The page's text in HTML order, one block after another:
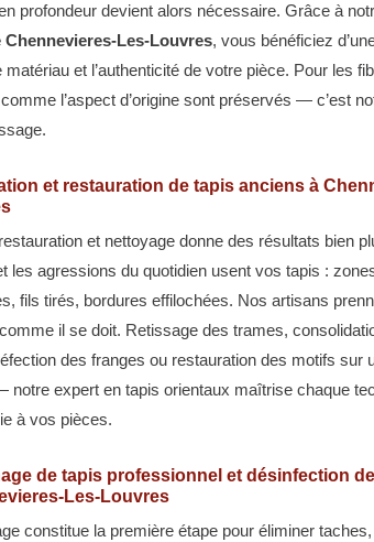
profondeur devient alors nécessaire. Grâce à
Chennevieres-Les-Louvres, vous bénéficiez
matériau et l’authenticité de votre pièce. Pour les
l’aspect d’origine sont préservés — c’est
et restauration de tapis anciens à
et nettoyage donne des résultats bien
les agressions du quotidien usent vos tapis :
fils tirés, bordures effilochées. Nos artisans
il se doit. Retissage des trames,
des franges ou restauration des motifs sur
notre expert en tapis orientaux maîtrise chaque
à vos pièces.
de tapis professionnel et désinfection
Les-Louvres
constitue la première étape pour éliminer